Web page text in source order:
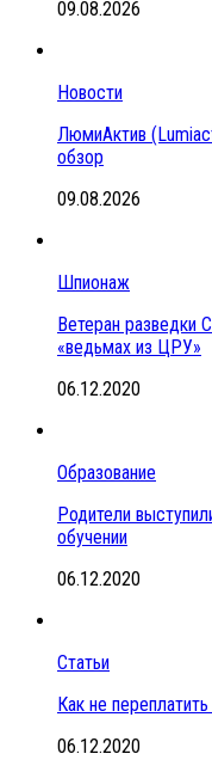
09.08.2026
Новости
ЛюмиАктив
обзор
09.08.2026
Шпионаж
Ветеран разведки
«ведьмах из ЦРУ»
06.12.2020
Образование
Родители
обучении
06.12.2020
Статьи
Как не
06.12.2020